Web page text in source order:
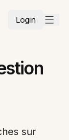
Login
sur